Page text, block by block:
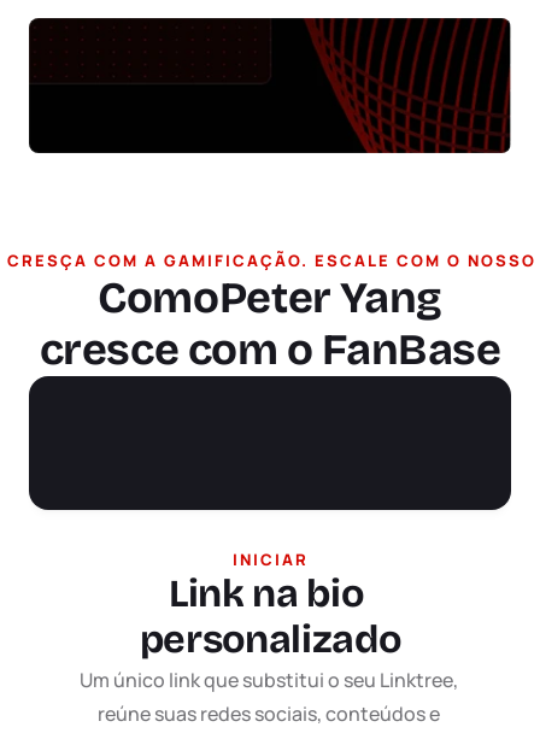
CRESÇA COM A GAMIFICAÇÃO. ESCALE COM O
ComoPeter Yang
cresce com o FanBase
INICIAR
Link na bio
personalizado
Um único link que substitui o seu Linktree,
reúne suas redes sociais, conteúdos e